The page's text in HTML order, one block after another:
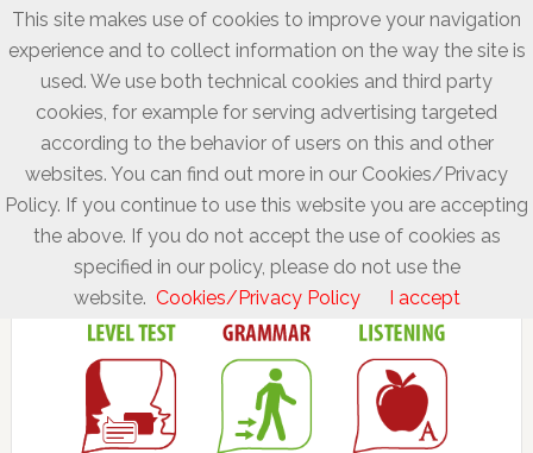
This site makes use of cookies to improve your navigation
experience and to collect information on the way the site is
used. We use both technical cookies and third party
cookies, for example for serving advertising targeted
according to the behavior of users on this and other
websites. You can find out more in our Cookies/Privacy
Policy. If you continue to use this website you are accepting
the above. If you do not accept the use of cookies as
specified in our policy, please do not use the
website. Cookies/Privacy Policy I accept